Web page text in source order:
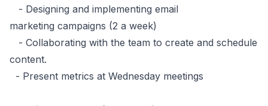
- Designing and implementing email
marketing campaigns (2 a week)
- Collaborating with the team to create and schedule
content.
- Present metrics at Wednesday meetings